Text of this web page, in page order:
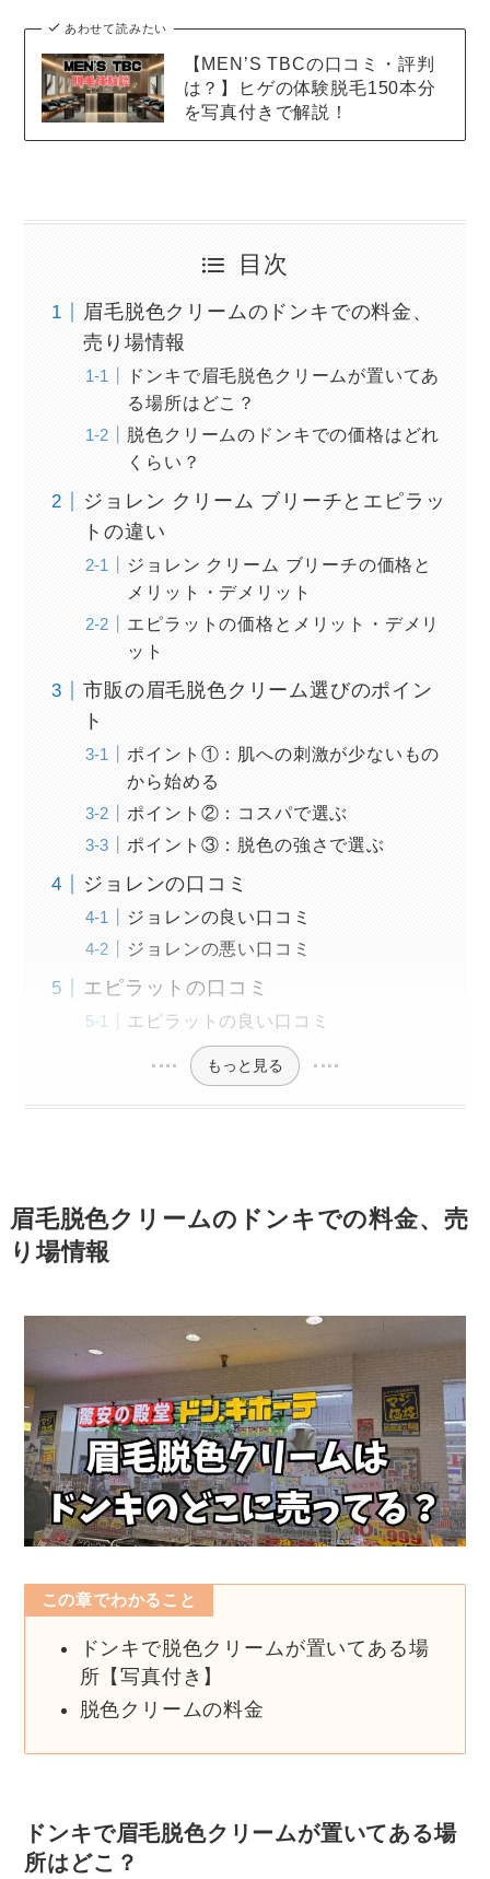
あわせて読みたい
【MEN’S TBCの口コミ・評判
は？】ヒゲの体験脱毛150本分
を写真付きで解説！
目次
眉毛脱色クリームのドンキでの料金、
売り場情報
ドンキで眉毛脱色クリームが置いてあ
る場所はどこ？
脱色クリームのドンキでの価格はどれ
くらい？
ジョレン クリーム ブリーチとエピラッ
トの違い
ジョレン クリーム ブリーチの価格と
メリット・デメリット
エピラットの価格とメリット・デメリ
ット
市販の眉毛脱色クリーム選びのポイン
ト
ポイント①：肌への刺激が少ないもの
から始める
ポイント②：コスパで選ぶ
ポイント③：脱色の強さで選ぶ
ジョレンの口コミ
ジョレンの良い口コミ
ジョレンの悪い口コミ
エピラットの口コミ
エピラットの良い口コミ
もっと見る
眉毛脱色クリームのドンキでの料金、売
り場情報
この章でわかること
ドンキで脱色クリームが置いてある場
所【写真付き】
脱色クリームの料金
ドンキで眉毛脱色クリームが置いてある場
所はどこ？